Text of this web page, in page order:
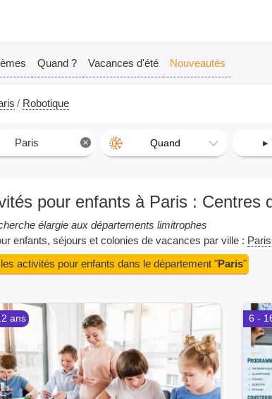
Quand ? Vacances d'été Nouveautés
Robotique
×
Paris Quand ▸
pour enfants à Paris : Centres
élargie aux départements limitrophes
enfants, séjours et colonies de vacances par ville :
activités pour enfants dans le département "Paris"
ans 6 -